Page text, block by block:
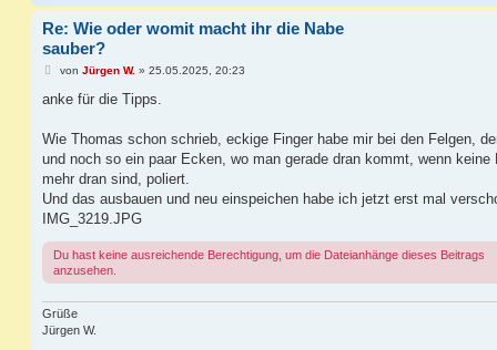
Re: Wie oder womit macht ihr die Nabe
sauber?
B
i
a
von Jürgen W. » 25.05.2025, 20:23
anke für die Tipps.
Wie Thomas schon schrieb, eckige Finger habe mir bei den Felgen,
und noch so ein paar Ecken, wo man gerade dran kommt, wenn keine
mehr dran sind, poliert.
Und das ausbauen und neu einspeichen habe ich jetzt erst mal
IMG_3219.JPG
Du hast keine ausreichende Berechtigung, um die Dateianhänge dieses Beitrags
anzusehen.
Grüße
Jürgen W.